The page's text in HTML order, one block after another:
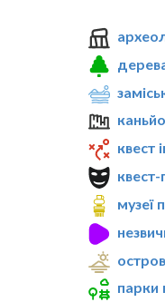
квест
музеї
парки